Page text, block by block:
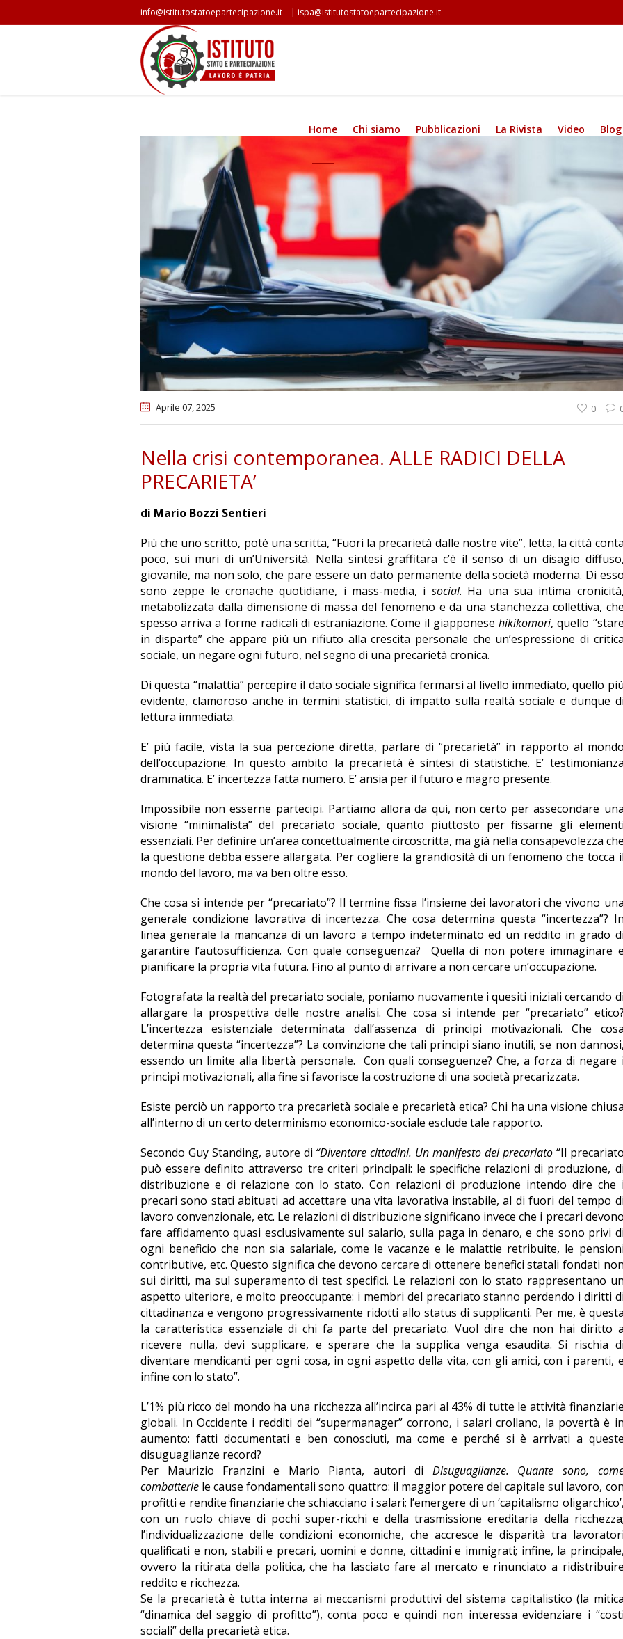
info@istitutostatoepartecipazione.it | ispa@istitutostatoepartecipazione.it
Home Chi siamo Pubblicazioni La Rivista Video Blog
Aprile 07 , 2025 0
Nella crisi contemporanea. ALLE RADICI DELLA
PRECARIETA’
di Mario Bozzi Sentieri
Più che uno scritto, poté una scritta, “Fuori la precarietà dalle nostre vite”, letta, la città conta
poco, sui muri di un’Università. Nella sintesi graffitara c’è il senso di un disagio diffuso,
giovanile, ma non solo, che pare essere un dato permanente della società moderna. Di esso
sono zeppe le cronache quotidiane, i mass-media, i social. Ha una sua intima cronicità,
metabolizzata dalla dimensione di massa del fenomeno e da una stanchezza collettiva, che
spesso arriva a forme radicali di estraniazione. Come il giapponesehikikomori, quello “stare
in disparte” che appare più un rifiuto alla crescita personale che un’espressione di critica
sociale, un negare ogni futuro, nel segno di una precarietà cronica.
Di questa “malattia” percepire il dato sociale significa fermarsi al livello immediato, quello più
evidente, clamoroso anche in termini statistici, di impatto sulla realtà sociale e dunque di
lettura immediata.
E’ più facile, vista la sua percezione diretta, parlare di “precarietà” in rapporto al mondo
dell’occupazione. In questo ambito la precarietà è sintesi di statistiche. E’ testimonianza
drammatica. E’ incertezza fatta numero. E’ ansia per il futuro e magro presente.
Impossibile non esserne partecipi. Partiamo allora da qui, non certo per assecondare una
visione “minimalista” del precariato sociale, quanto piuttosto per fissarne gli elementi
essenziali. Per definire un’area concettualmente circoscritta, ma già nella consapevolezza che
la questione debba essere allargata. Per cogliere la grandiosità di un fenomeno che tocca il
mondo del lavoro, ma va ben oltre esso.
Che cosa si intende per “precariato”? Il termine fissa l’insieme dei lavoratori che vivono una
generale condizione lavorativa di incertezza. Che cosa determina questa “incertezza”? In
linea generale la mancanza di un lavoro a tempo indeterminato ed un reddito in grado di
garantire l’autosufficienza. Con quale conseguenza? Quella di non potere immaginare e
pianificare la propria vita futura. Fino al punto di arrivare a non cercare un’occupazione.
Fotografata la realtà del precariato sociale, poniamo nuovamente i quesiti iniziali cercando di
allargare la prospettiva delle nostre analisi. Che cosa si intende per “precariato” etico?
L’incertezza esistenziale determinata dall’assenza di principi motivazionali. Che cosa
determina questa “incertezza”? La convinzione che tali principi siano inutili, se non dannosi,
essendo un limite alla libertà personale. Con quali conseguenze? Che, a forza di negare i
principi motivazionali, alla fine si favorisce la costruzione di una società precarizzata.
Esiste perciò un rapporto tra precarietà sociale e precarietà etica? Chi ha una visione chiusa
all’interno di un certo determinismo economico-sociale esclude tale rapporto.
Secondo Guy Standing, autore di “Diventare cittadini. Un manifesto del precariato “Il precariato
può essere definito attraverso tre criteri principali: le specifiche relazioni di produzione, di
distribuzione e di relazione con lo stato. Con relazioni di produzione intendo dire che i
precari sono stati abituati ad accettare una vita lavorativa instabile, al di fuori del tempo di
lavoro convenzionale, etc. Le relazioni di distribuzione significano invece che i precari devono
fare affidamento quasi esclusivamente sul salario, sulla paga in denaro, e che sono privi di
ogni beneficio che non sia salariale, come le vacanze e le malattie retribuite, le pensioni
contributive, etc. Questo significa che devono cercare di ottenere benefici statali fondati non
sui diritti, ma sul superamento di test specifici. Le relazioni con lo stato rappresentano un
aspetto ulteriore, e molto preoccupante: i membri del precariato stanno perdendo i diritti di
cittadinanza e vengono progressivamente ridotti allo status di supplicanti. Per me, è questa
la caratteristica essenziale di chi fa parte del precariato. Vuol dire che non hai diritto a
ricevere nulla, devi supplicare, e sperare che la supplica venga esaudita. Si rischia di
diventare mendicanti per ogni cosa, in ogni aspetto della vita, con gli amici, con i parenti, e
infine con lo stato”.
L’1% più ricco del mondo ha una ricchezza all’incirca pari al 43% di tutte le attività finanziarie
globali. In Occidente i redditi dei “supermanager” corrono, i salari crollano, la povertà è in
aumento: fatti documentati e ben conosciuti, ma come e perché si è arrivati a queste
disuguaglianze record?
Per Maurizio Franzini e Mario Pianta, autori di Disuguaglianze. Quante sono,
combatterle le cause fondamentali sono quattro: il maggior potere del capitale sul lavoro, con
profitti e rendite finanziarie che schiacciano i salari; l’emergere di un ‘capitalismo oligarchico’,
con un ruolo chiave di pochi super-ricchi e della trasmissione ereditaria della ricchezza;
l’individualizzazione delle condizioni economiche, che accresce le disparità tra lavoratori
qualificati e non, stabili e precari, uomini e donne, cittadini e immigrati; infine, la principale,
ovvero la ritirata della politica, che ha lasciato fare al mercato e rinunciato a ridistribuire
reddito e ricchezza.
Se la precarietà è tutta interna ai meccanismi produttivi del sistema capitalistico (la mitica
“dinamica del saggio di profitto”), conta poco e quindi non interessa evidenziare i “costi
sociali” della precarietà etica.